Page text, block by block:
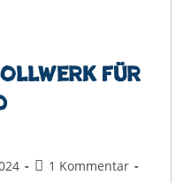
für
Beitrags-
1 Kommentar